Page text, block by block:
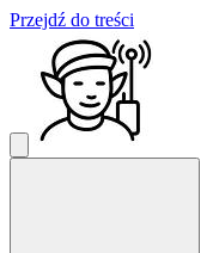
Przejdź do treści